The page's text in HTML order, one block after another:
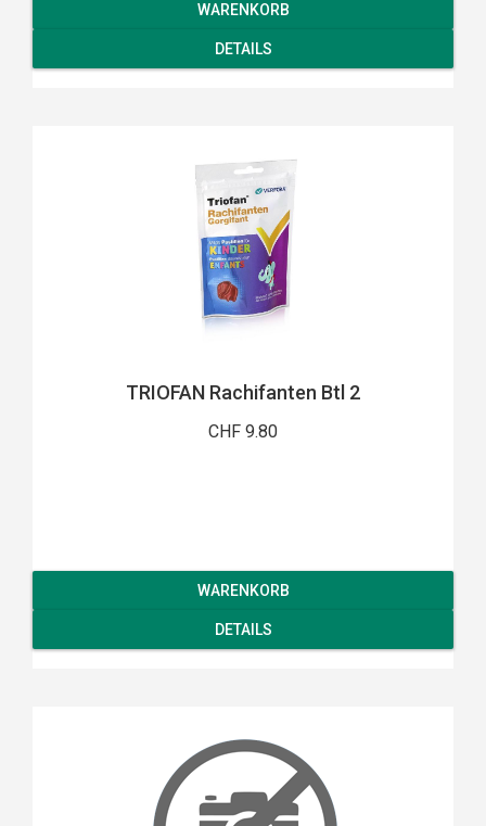
WARENKORB
DETAILS
TRIOFAN Rachifanten Btl 2
CHF 9.80
WARENKORB
DETAILS